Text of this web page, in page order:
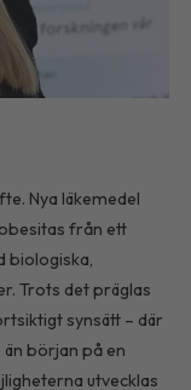
Nya läkemedel
från ett
biologiska,
Trots det präglas
synsätt – där
början på en
utvecklas